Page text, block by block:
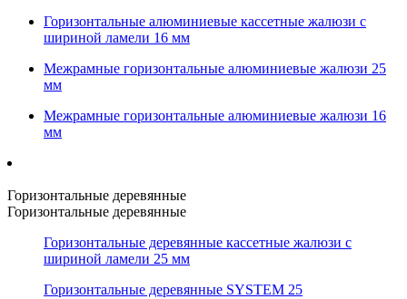
Горизонтальные алюминиевые кассетные жалюзи с
шириной ламели 16 мм
Межрамные горизонтальные алюминиевые жалюзи 25
мм
Межрамные горизонтальные алюминиевые жалюзи 16
мм
Горизонтальные деревянные
Горизонтальные деревянные
Горизонтальные деревянные кассетные жалюзи с
шириной ламели 25 мм
Горизонтальные деревянные SYSTEM 25